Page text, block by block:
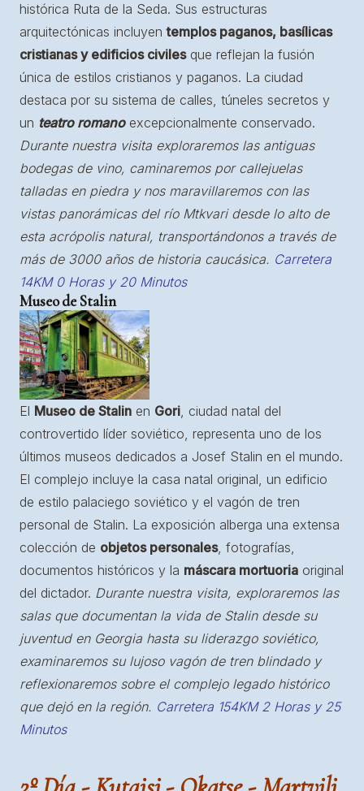
histórica Ruta de la Seda. Sus estructuras
arquitectónicas incluyentemplos paganos, basílicas
cristianas y edificios civilesque reflejan la fusión
única de estilos cristianos y paganos. La ciudad
destaca por su sistema de calles, túneles secretos y
un teatro romanoexcepcionalmente conservado.
Durante nuestra visita exploraremos las antiguas
bodegas de vino, caminaremos por callejuelas
talladas en piedra y nos maravillaremos con las
vistas panorámicas del río Mtkvari desde lo alto de
esta acrópolis natural, transportándonos a través de
más de 3000 años de historia caucásica. Carretera
14KM 0 Horas y 20 Minutos
Museo de Stalin
El Museo de Stalin en Gori , ciudad natal del
controvertido líder soviético, representa uno de los
últimos museos dedicados a Josef Stalin en el mundo.
El complejo incluye la casa natal original, un edificio
de estilo palaciego soviético y el vagón de tren
personal de Stalin. La exposición alberga una extensa
colección de objetos personales, fotografías,
documentos históricos y la máscara mortuoria original
del dictador. Durante nuestra visita, exploraremos las
salas que documentan la vida de Stalin desde su
juventud en Georgia hasta su liderazgo soviético,
examinaremos su lujoso vagón de tren blindado y
reflexionaremos sobre el complejo legado histórico
que dejó en la región. Carretera 154KM 2 Horas y 25
Minutos